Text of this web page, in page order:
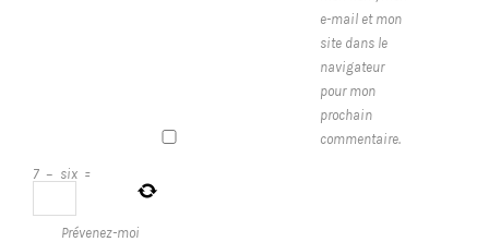
e-mail et mon
site dans le
navigateur
pour mon
prochain
commentaire.
7 − six =
Prévenez-moi